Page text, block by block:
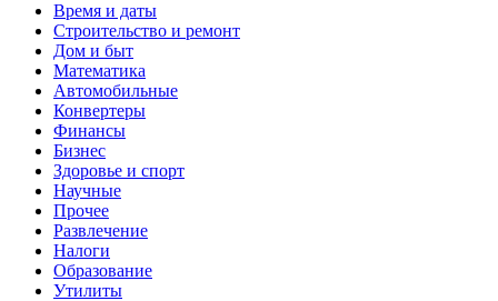
Время и даты
Строительство и ремонт
Дом и быт
Математика
Автомобильные
Конвертеры
Финансы
Бизнес
Здоровье и спорт
Научные
Прочее
Развлечение
Налоги
Образование
Утилиты